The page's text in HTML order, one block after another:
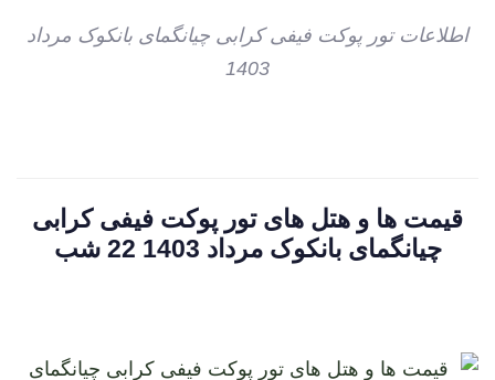
اطلاعات تور پوکت فیفی کرابی چیانگمای بانکوک مرداد
1403
قیمت ها و هتل های تور پوکت فیفی کرابی
چیانگمای بانکوک مرداد 1403 22 شب